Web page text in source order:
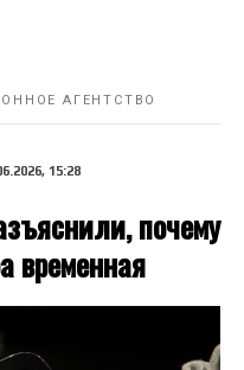
АГЕНТСТВО
15:28
почему
временная